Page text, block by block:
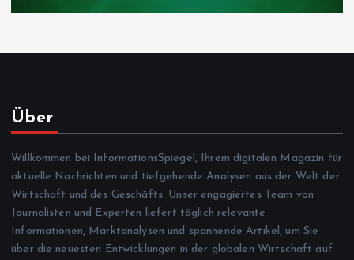
Über
Willkommen bei InformationsSpiegel, Ihrem digitalen Magazin für
aktuelle Nachrichten und tiefgehende Analysen aus der Welt der
Wirtschaft und des Geschäfts. Unser engagiertes Team von
Journalisten und Experten liefert täglich relevante
Informationen, Marktanalysen und spannende Artikel, um Sie
über die neuesten Entwicklungen in der globalen Wirtschaft auf